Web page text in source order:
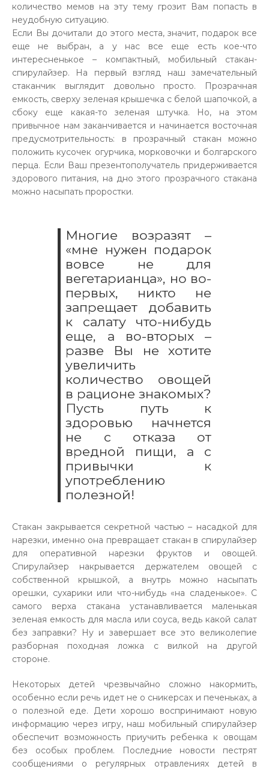
количество мемов на эту тему грозит Вам попасть в
неудобную ситуацию.
Если Вы дочитали до этого места, значит, подарок все
еще не выбран, а у нас все еще есть кое-что
интересненькое – компактный, мобильный стакан-
спирулайзер. На первый взгляд наш замечательный
стаканчик выглядит довольно просто. Прозрачная
емкость, сверху зеленая крышечка с белой шапочкой, а
сбоку еще какая-то зеленая штучка. Но, на этом
привычное нам заканчивается и начинается восточная
предусмотрительность: в прозрачный стакан можно
положить кусочек огурчика, морковочки и болгарского
перца. Если Ваш презентополучатель придерживается
здорового питания, на дно этого прозрачного стакана
можно насыпать проростки.
Многие возразят –
«мне нужен подарок
вовсе не для
вегетарианца», но во-
первых, никто не
запрещает добавить
к салату что-нибудь
еще, а во-вторых –
разве Вы не хотите
увеличить
количество овощей
в рационе знакомых?
Пусть путь к
здоровью начнется
не с отказа от
вредной пищи, а с
привычки к
употреблению
полезной!
Стакан закрывается секретной частью – насадкой для
нарезки, именно она превращает стакан в спирулайзер
для оперативной нарезки фруктов и овощей.
Спирулайзер накрывается держателем овощей с
собственной крышкой, а внутрь можно насыпать
орешки, сухарики или что-нибудь «на сладенькое». С
самого верха стакана устанавливается маленькая
зеленая емкость для масла или соуса, ведь какой салат
без заправки? Ну и завершает все это великолепие
разборная походная ложка с вилкой на другой
стороне.
Некоторых детей чрезвычайно сложно накормить,
особенно если речь идет не о сникерсах и печеньках, а
о полезной еде. Дети хорошо воспринимают новую
информацию через игру, наш мобильный спирулайзер
обеспечит возможность приучить ребенка к овощам
без особых проблем. Последние новости пестрят
сообщениями о регулярных отравлениях детей в